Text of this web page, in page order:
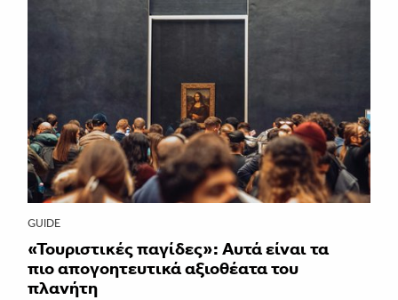
GUIDE
«Τουριστικές παγίδες»: Αυτά είναι τα
πιο απογοητευτικά αξιοθέατα του
πλανήτη